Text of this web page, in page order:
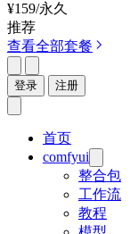
¥159/永久
推荐
查看全部套餐
登录 注册
首页
comfyui
整合包
工作流
教程